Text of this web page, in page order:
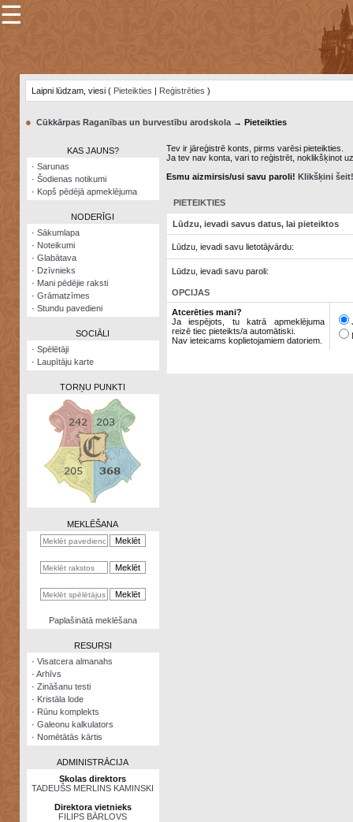
×
Šodienas
notikumi
Visatcera
almanahs
Arhīvs
Zināšanu
kalkulators
Nomētātās
☰
Laipni lūdzam, viesi ( Pieteikties | Reģistrēties )
● Cūkkārpas Raganības un burvestību arodskola→ Pieteikties
KAS JAUNS?
· Sarunas
· Šodienas notikumi
· Kopš pēdējā apmeklējuma
NODERĪGI
· Sākumlapa
· Noteikumi
· Glabātava
· Dzīvnieks
· Mani pēdējie raksti
· Grāmatzīmes
· Stundu pavedieni
SOCIĀLI
· Spēlētāji
· Laupītāju karte
TORŅU PUNKTI
MEKLĒŠANA
Paplašinātā meklēšana
RESURSI
· Visatcera almanahs
· Arhīvs
· Zināšanu testi
· Kristāla lode
· Rūnu komplekts
· Galeonu kalkulators
· Nomētātās kārtis
ADMINISTRĀCIJA
Skolas direktors
TADEUŠS MERLINS KAMINSKI
Direktora vietnieks
FILIPS BĀRLOVS
Tev ir jāreģistrē konts, pirms varēsi pieteikties.
Ja tev nav konta, vari to reģistrēt, noklikšķinot
Esmu aizmirsis/usi savu paroli! Klikšķini šeit!
PIETEIKTIES
Lūdzu, ievadi savus datus, lai pieteiktos
Lūdzu, ievadi savu lietotājvārdu:
Lūdzu, ievadi savu paroli:
OPCIJAS
Atcerēties mani?
Ja iespējots, tu katrā apmeklējuma
reizē tiec pieteikts/a automātiski.
Nav ieteicams koplietojamiem datoriem.